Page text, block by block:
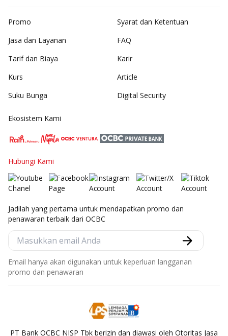
Promo
Jasa dan Layanan
Tarif dan Biaya
Kurs
Suku Bunga
Syarat dan Ketentuan
FAQ
Karir
Article
Digital Security
Ekosistem Kami
Hubungi Kami
Jadilah yang pertama untuk mendapatkan promo dan
penawaran terbaik dari OCBC
Email hanya akan digunakan untuk keperluan langganan
promo dan penawaran
PT Bank OCBC NISP Tbk berizin dan diawasi oleh Otoritas Jasa